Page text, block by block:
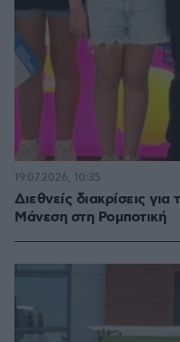
Διεθνείς διακρίσεις
Μάνεση στη Ρομποτική
19.07.2026, 10:35